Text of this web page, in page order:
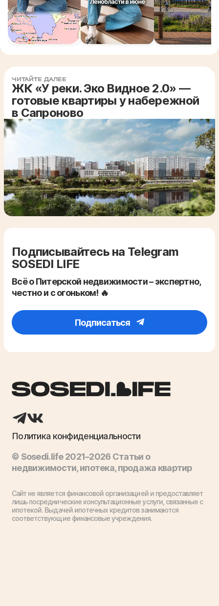
ЧИТАЙТЕ ДАЛЕЕ
ЖК «У реки. Эко Видное 2.0» —
готовые квартиры у набережной
в Сапроново
Подписывайтесь на Telegram
SOSEDI LIFE
Всё о Питерской недвижимости – экспертно,
честно и с огоньком! 🔥
Подписаться
Политика конфиденциальности
© Sosedi.life 2021–2026 Статьи о
недвижимости, ипотека, продажа квартир
Сайт не является финансовой организацией и предоставляет
лишь посреднические консультационные услуги, связанные с
ипотекой. Выдачей ипотечных кредитов занимаются
соответствующие финансовые учреждения.